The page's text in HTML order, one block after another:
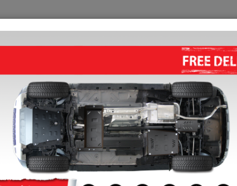
PROTECTION ACCUEIL LIVRAISON
Ford S-Max
dédiée aux voitures Ford S-Max. Il est monté sans